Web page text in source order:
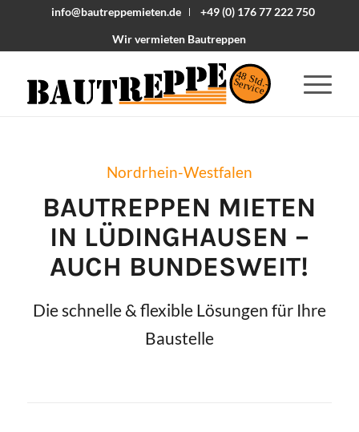
info@bautreppemieten.de
+49 (0) 176 77 222 750
Wir vermieten Bautreppen
48 Std.-
Service
Nordrhein-Westfalen
BAUTREPPEN MIETEN
IN LÜDINGHAUSEN –
AUCH BUNDESWEIT!
Die schnelle & flexible Lösungen für Ihre
Baustelle